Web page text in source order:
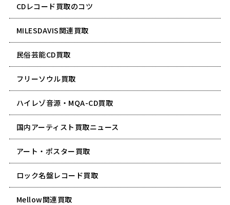
CDレコード買取のコツ
MILESDAVIS関連買取
民俗芸能CD買取
フリーソウル買取
ハイレゾ音源・MQA-CD買取
国内アーティスト買取ニュース
アート・ポスター買取
ロック名盤レコード買取
Mellow関連買取